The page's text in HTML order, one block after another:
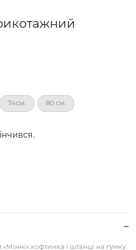
74см. 80 см.
і штанці на гумку.